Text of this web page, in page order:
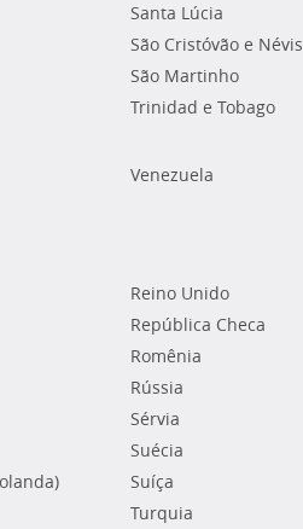
Santa Lúcia
São Cristóvão e Névis
São Martinho
Trinidad e Tobago
Venezuela
Reino Unido
República Checa
Romênia
Rússia
Sérvia
Suécia
Suíça
Turquia